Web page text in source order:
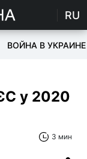
RU
ВОЙНА В УКРАИНЕ
у 2020
3 мин